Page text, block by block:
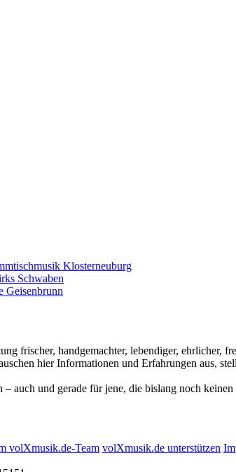
Klosterneuburg
Schwaben
Geisenbrunn
frischer, handgemachter, lebendiger, ehrlicher,
hier Informationen und Erfahrungen aus,
auch und gerade für jene, die bislang noch
volXmusik.de-Team volXmusik.de unterstützen